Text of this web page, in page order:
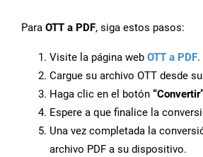
Para OTT a PDF, siga estos pasos:
Visite la página web OTT a PDF.
Cargue su archivo OTT desde
Haga clic en el botón
Espere a que finalice la
Una vez completada la
archivo PDF a su dispositivo.